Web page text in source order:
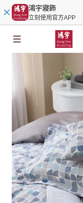
鴻宇寢飾
立刻使用官方APP